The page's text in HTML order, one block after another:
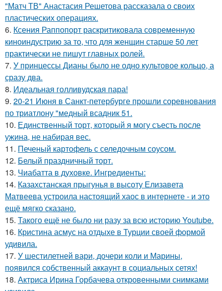
"Матч ТВ" Анастасия Решетова рассказала о своих
пластических операциях.
6. Ксения Раппопорт раскритиковала современную
киноиндустрию за то, что для женщин старше 50 лет
практически не пишут главных ролей.
7. У принцессы Дианы было не одно культовое кольцо, а
сразу два.
8. Идеальная голливудская пара!
9. 20-21 Июня в Санкт-петербурге прошли соревнования
по триатлону "медный всадник 51.
10. Единственный торт, который я могу съесть после
ужина, не набирая вес.
11. Печеный картофель с селедочным соусом.
12. Белый праздничный торт.
13. Чиабатта в духовке. Ингредиенты:
14. Казахстанская прыгунья в высоту Елизавета
Матвеева устроила настоящий хаос в интернете - и это
ещё мягко сказано.
15. Такого ещё не было ни разу за всю историю Youtube.
16. Кристина асмус на отдыхе в Турции своей формой
удивила.
17. У шестилетней вари, дочери коли и Марины,
появился собственный аккаунт в социальных сетях!
18. Актриса Ирина Горбачева откровенными снимками